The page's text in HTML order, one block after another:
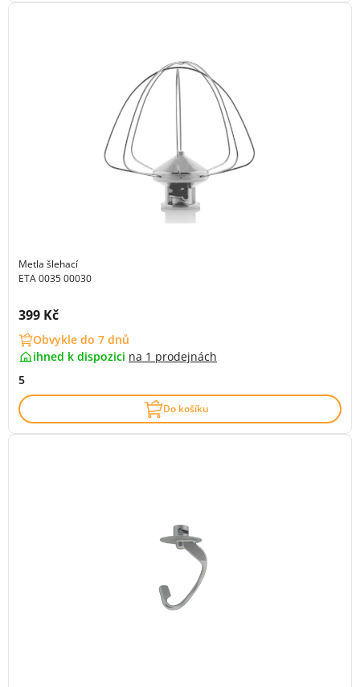
Metla šlehací
ETA 0035 00030
Cena s DPH:
399 Kč
Obvykle do 7 dnů
ihned k dispozici na 1 prodejnách
5
Do košíku